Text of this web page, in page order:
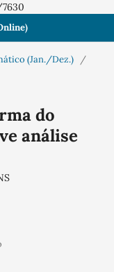
(Jan./Dez.)
/
do
análise